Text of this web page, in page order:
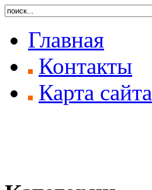
Главная
Контакты
Карта сайта